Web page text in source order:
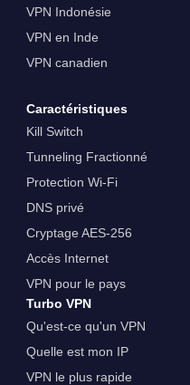
VPN Indonésie
VPN en Inde
VPN canadien
Caractéristiques
Kill Switch
Tunneling Fractionné
Protection Wi-Fi
DNS privé
Cryptage AES-256
Accès Internet
VPN pour le pays
Turbo VPN
Qu'est-ce qu'un VPN
Quelle est mon IP
VPN le plus rapide